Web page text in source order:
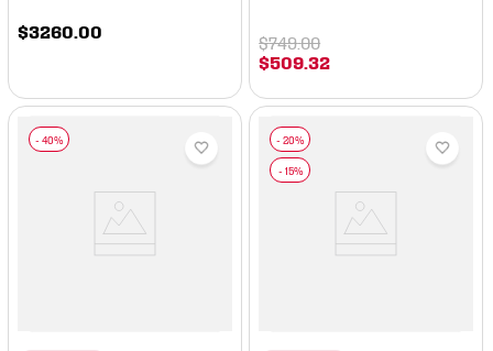
$3260 .00
$509 .32
$749.00